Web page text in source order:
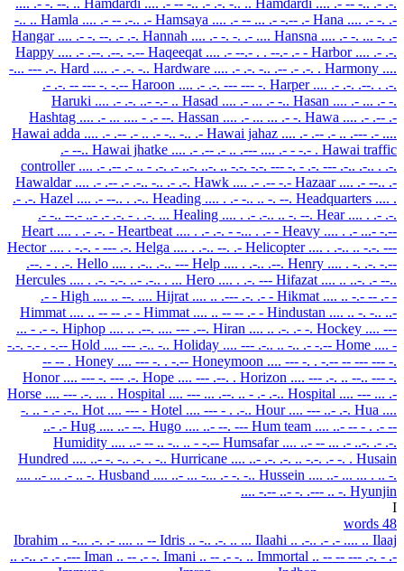
-.. .. Hamla .... .- -- .-.. .- Hamsaya .... .- -- ... .- -.-- .- Hana .... .- -. .-
Hangar .... .- -. --. .- .-. Hannah .... .- -. -. .- .... Hansna .... .- -. ... -. .-
Happy .... .- .--. .--. -.-- Haqeeqat .... .- --.- . . --.- .- - Harbor .... .- .-.
-... --- .-. Hard .... .- .-. -.. Hardware .... .- .-. -.. .-- .- .-. . Harmony ....
.- .-. -- --- -. -.-- Haroon .... .- .-. --- --- -. Harper .... .- .-. .--. . .-.
Haruki .... .- .-. ..- -.- .. Hasad .... .- ... .- -.. Hasan .... .- ... .- -.
Hashtag .... .- ... .... - .- --. Hassan .... .- ... ... .- -. Hawa .... .- .-- .-
Hawai adda .... .- .-- .- .. .- -.. -.. .- Hawai jahaz .... .- .-- .- .. .--- .- ....
.- --.. Hawai jhatke .... .- .-- .- .. .--- .... .- - -.- . Hawai traffic
controller .... .- .-- .- .. - .-. .- ..-. ..-. .. -.-. -.-. --- -. - .-. --- .-.. .-.. . .-.
Hawaldar .... .- .-- .- .-.. -.. .- .-. Hawk .... .- .-- -.- Hazaar .... .- --.. .-
.- .-. Hazel .... .- --.. . .-.. Heading .... . .- -.. .. -. --. Headquarters .... .
.- -.. --.- ..- .- .-. - . .-. ... Healing .... . .- .-.. .. -. --. Hear .... . .- .-.
Heart .... . .- .-. - Heartbeat .... . .- .-. - -... . .- - Heavy .... . .- ...- -.--
Hector .... . -.-. - --- .-. Helga .... . .-.. --. .- Helicopter .... . .-.. .. -.-. ---
.--. - . .-. Hello .... . .-.. .-.. --- Help .... . .-.. .--. Henry .... . -. .-. -.--
Hercules .... . .-. -.-. ..- .-.. . ... Hero .... . .-. --- Hifazat .... .. ..-. .- --..
.- - High .... .. --. .... Hijrat .... .. .--- .-. .- - Hikmat .... .. -.- -- .- -
Himmat .... .. -- -- .- - Himmat .... .. -- -- .- - Hindustan .... .. -. -.. ..-
... - .- -. Hiphop .... .. .--. .... --- .--. Hiran .... .. .-. .- -. Hockey .... ---
-.-. -.- . -.-- Hold .... --- .-.. -.. Holiday .... --- .-.. .. -.. .- -.-- Home .... -
-- -- . Honey .... --- -. . -.-- Honeymoon .... --- -. . -.-- -- --- --- -.
Honor .... --- -. --- .-. Hope .... --- .--. . Horizon .... --- .-. .. --.. --- -.
Horse .... --- .-. ... . Hospital .... --- ... .--. .. - .- .-.. Hospital .... --- ... .-
-. .. - .- .-.. Hot .... --- - Hotel .... --- - . .-.. Hour .... --- ..- .-. Hua ....
..- .- Hug .... ..- --. Hugo .... ..- --. --- Hum team .... ..- -- - . .- --
Humidity .... ..- -- .. -.. .. - -.-- Humsafar .... ..- -- ... .- ..-. .- .-.
Hundred .... ..- -. -.. .-. . -.. Hurricane .... ..- .-. .-. .. -.-. .- -. . Husain
.... ..- ... .- .. -. Husband .... ..- ... -... .- -. -.. Hussein .... ..- ... ... . .. -.
Hyunjin
.... -.-- ..- -. .--- .. -.
I
48 words
Ibrahim .. -... .-. .- .... .. -- Idris .. -.. .-. .. ... Ilaahi .. .-.. .- .- .... .. Ilaaj
.. .-.. .- .- .--- Iman .. -- .- -. Imani .. -- .- -. .. Immortal .. -- -- --- .-. - .-